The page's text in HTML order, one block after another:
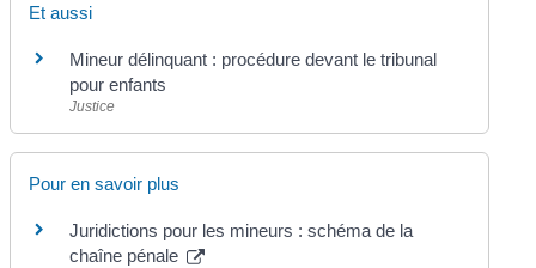
Et aussi
Mineur délinquant : procédure devant le tribunal
pour enfants
Justice
Pour en savoir plus
Juridictions pour les mineurs : schéma de la
chaîne pénale